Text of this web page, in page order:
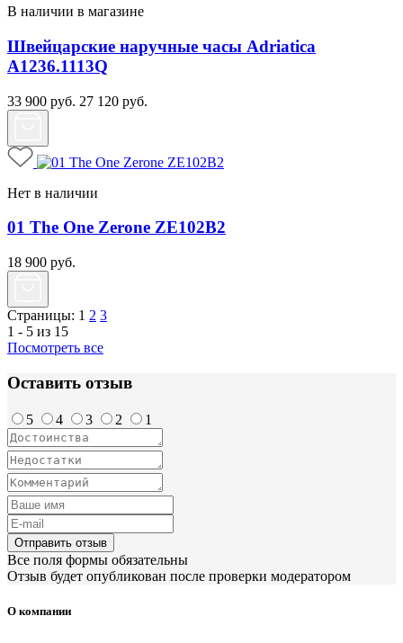
В наличии в магазине
Швейцарские наручные часы Adriatica
A1236.1113Q
33 900 руб. 27 120 руб.
Нет в наличии
01 The One Zerone ZE102B2
18 900 руб.
Страницы: 1 2 3
1 - 5 из 15
Посмотреть все
Оставить отзыв
5 4 3 2 1
Отправить отзыв
Все поля формы обязательны
Отзыв будет опубликован после проверки модератором
О компании